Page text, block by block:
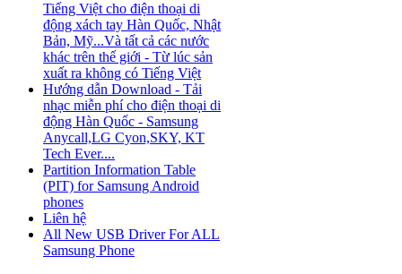
Tiếng Việt cho điện thoại di
động xách tay Hàn Quốc, Nhật
Bản, Mỹ...Và tất cả các nước
khác trên thế giới - Từ lúc sản
xuất ra không có Tiếng Việt
Hướng dẫn Download - Tải
nhạc miễn phí cho điện thoại di
động Hàn Quốc - Samsung
Anycall,LG Cyon,SKY, KT
Tech Ever....
Partition Information Table
(PIT) for Samsung Android
phones
Liên hệ
All New USB Driver For ALL
Samsung Phone